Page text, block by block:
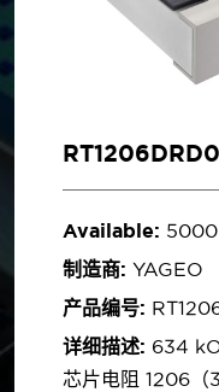
Available: 5000
制造商: YAGEO
产品编号:
详细描述: 634
芯片电阻 1206（